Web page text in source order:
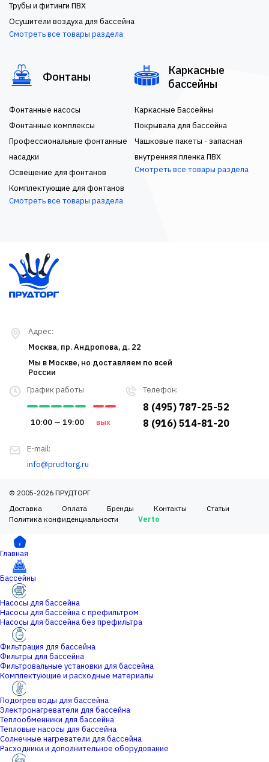
Трубы и фитинги ПВХ
Осушители воздуха для бассейна
Смотреть все товары раздела
Фонтаны
Фонтанные насосы
Фонтанные комплексы
Профессиональные фонтанные
насадки
Освещение для фонтанов
Комплектующие для фонтанов
Смотреть все товары раздела
Каркасные
бассейны
Каркасные Бассейны
Покрывала для бассейна
Чашковые пакеты - запасная
внутренняя пленка ПВХ
Смотреть все товары раздела
Телефон:
8 (495) 787-25-52
8 (916) 514-81-20
График работы
10:00 — 19:00 вых
E-mail:
info@prudtorg.ru
Адрес:
Москва, пр. Андропова, д. 22
Мы в Москве, но доставляем по всей
России
© 2005-2026 ПРУДТОРГ
Доставка
Оплата Бренды Контакты
Статьи
Политика конфиденциальности
Verto
Главная
Бассейны
Насосы для бассейна
Насосы для бассейна с префильтром
Насосы для бассейна без префильтра
Фильтрация для бассейна
Фильтры для бассейна
Фильтровальные установки для бассейна
Комплектующие и расходные материалы
Подогрев воды для бассейна
Электронагреватели для бассейна
Теплообменники для бассейна
Тепловые насосы для бассейна
Солнечные нагреватели для бассейна
Расходники и дополнительное оборудование